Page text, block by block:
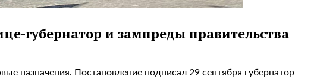
губернатор и зампреды правительства
назначения. Постановление подписал 29 сентября губернатор